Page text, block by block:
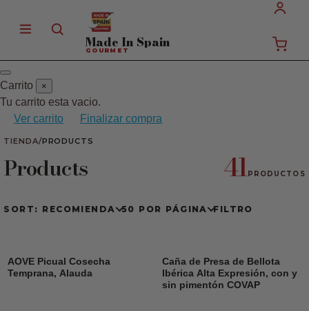
Made In Spain
GOURMET
Carrito ×
Tu carrito esta vacio.
Ver carrito
Finalizar compra
TIENDA/PRODUCTS
Products 41PRODUCTOS
SORT: RECOMIENDA 50 POR PÁGINA FILTRO
AOVE Picual Cosecha
Temprana, Alauda
Caña de Presa de Bellota
Ibérica Alta Expresión, con y
sin pimentón COVAP